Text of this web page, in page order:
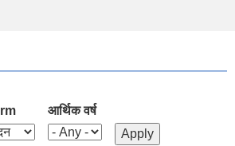
आर्थिक वर्ष